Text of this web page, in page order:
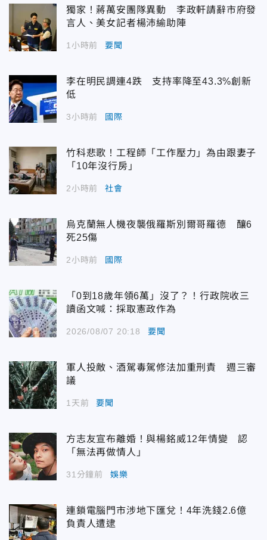
獨家！蔣萬安團隊異動 李政軒請辭市府發
言人、美女記者楊沛緰助陣
1小時前 要聞
李在明民調連4跌 支持率降至43.3%創新
低
3小時前 國際
竹科悲歌！工程師「工作壓力」為由跟妻子
「10年沒行房」
2小時前 社會
烏克蘭無人機夜襲俄羅斯別爾哥羅德 釀6
死25傷
2小時前 國際
「0到18歲年領6萬」沒了？！行政院收三
讀函文喊：採取憲政作為
2026/08/07 20:18 要聞
軍人投敵、酒駕毒駕修法加重刑責 週三審
議
1天前 要聞
方志友宣布離婚！與楊銘威12年情變 認
「無法再做情人」
31分鐘前 娛樂
連鎖電腦門市涉地下匯兌！4年洗錢2.6億
負責人遭逮